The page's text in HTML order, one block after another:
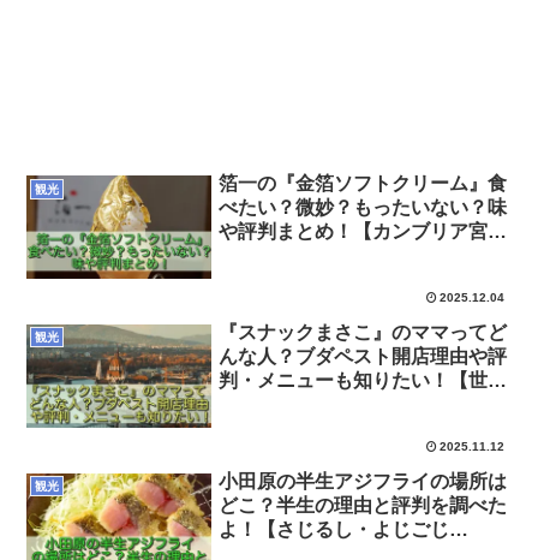
観光
箔一の『金箔ソフトクリーム』食
べたい？微妙？もったいない？味
や評判まとめ！【カンブリア宮
2025.12.04
観光
『スナックまさこ』のママってど
んな人？ブダペスト開店理由や評
判・メニューも知りたい！【世界
2025.11.12
観光
小田原の半生アジフライの場所は
どこ？半生の理由と評判を調べた
よ！【さじるし・よじごじ